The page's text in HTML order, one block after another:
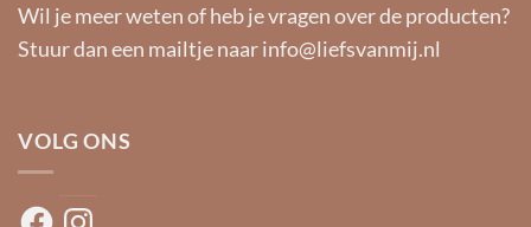
Wil je meer weten of heb je vragen over de producten?
Stuur dan een mailtje naarinfo@liefsvanmij.nl
VOLG ONS
FacebookInstagram